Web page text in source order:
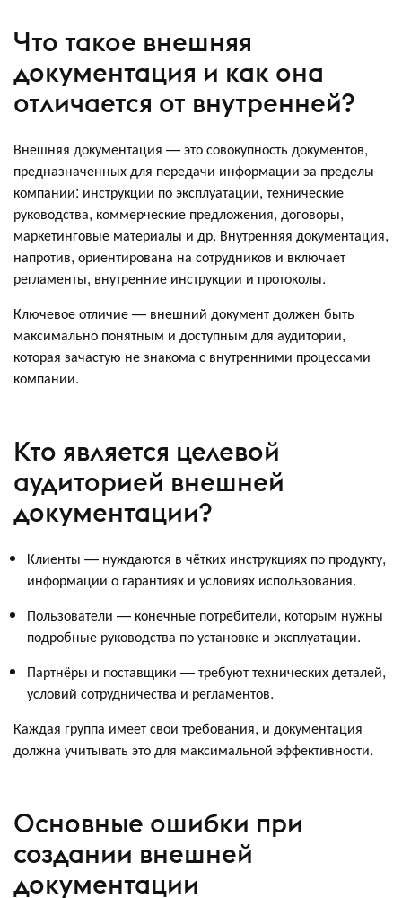
Что такое внешняя
документация и как она
отличается от внутренней?
Внешняя документация — это совокупность документов,
предназначенных для передачи информации за пределы
компании: инструкции по эксплуатации, технические
руководства, коммерческие предложения, договоры,
маркетинговые материалы и др. Внутренняя документация,
напротив, ориентирована на сотрудников и включает
регламенты, внутренние инструкции и протоколы.
Ключевое отличие — внешний документ должен быть
максимально понятным и доступным для аудитории,
которая зачастую не знакома с внутренними процессами
компании.
Кто является целевой
аудиторией внешней
документации?
Клиенты — нуждаются в чётких инструкциях по продукту,
информации о гарантиях и условиях использования.
Пользователи — конечные потребители, которым нужны
подробные руководства по установке и эксплуатации.
Партнёры и поставщики — требуют технических деталей,
условий сотрудничества и регламентов.
Каждая группа имеет свои требования, и документация
должна учитывать это для максимальной эффективности.
Основные ошибки при
создании внешней
документации